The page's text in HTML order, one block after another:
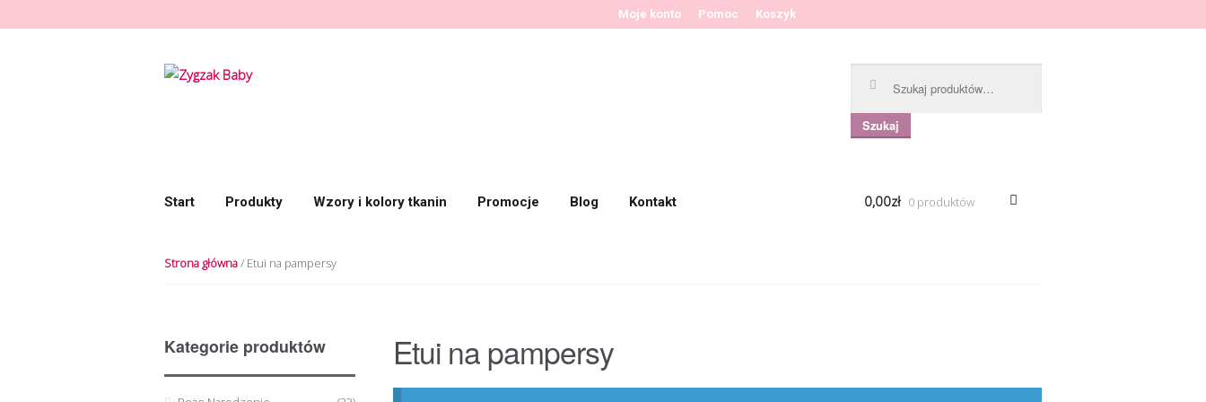
Moje konto Pomoc Koszyk
Przeskocz do nawigacji
Przeskocz do treści
Szukaj
Start Produkty Wzory i kolory tkanin Promocje Blog Kontakt 0,00zł 0 produktów
Strona główna/ Etui na pampersy
Etui na pampersy
Kategorie produktów